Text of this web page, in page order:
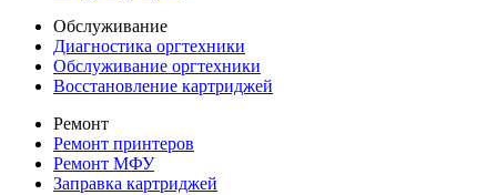
Обслуживание
Диагностика оргтехники
Обслуживание оргтехники
Восстановление картриджей
Ремонт
Ремонт принтеров
Ремонт МФУ
Заправка картриджей